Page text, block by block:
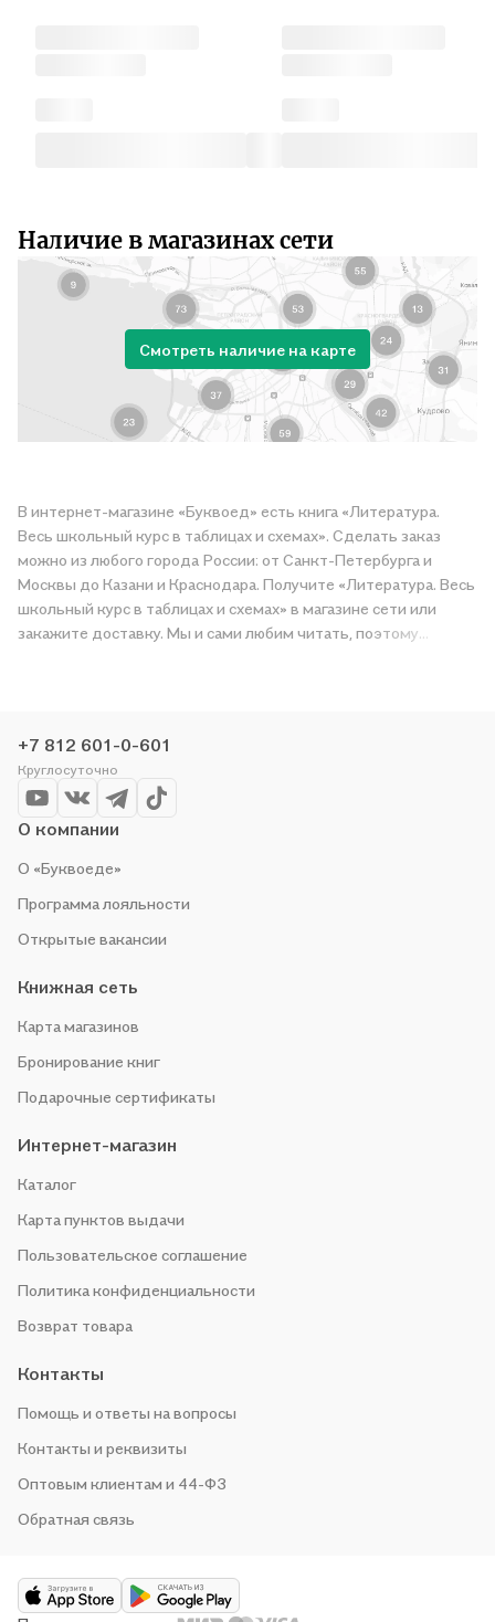
Наличие в магазинах сети
Смотреть наличие на карте
В интернет-магазине «Буквоед» есть книга «Литература.
Весь школьный курс в таблицах и схемах». Сделать заказ
можно из любого города России: от Санкт-Петербурга и
Москвы до Казани и Краснодара. Получите «Литература. Весь
школьный курс в таблицах и схемах» в магазине сети или
закажите доставку. Мы и сами любим читать, поэтому
+7 812 601-0-601
Круглосуточно
О компании
О «Буквоеде»
Программа лояльности
Открытые вакансии
Книжная сеть
Карта магазинов
Бронирование книг
Подарочные сертификаты
Интернет-магазин
Каталог
Карта пунктов выдачи
Пользовательское соглашение
Политика конфиденциальности
Возврат товара
Контакты
Помощь и ответы на вопросы
Контакты и реквизиты
Оптовым клиентам и 44-ФЗ
Обратная связь